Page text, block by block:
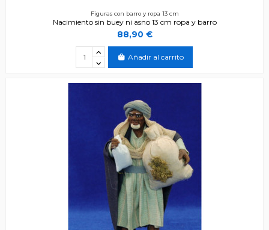
Figuras con barro y ropa 13 cm
Nacimiento sin buey ni asno 13 cm ropa y barro
88,90 €
Añadir al carrito